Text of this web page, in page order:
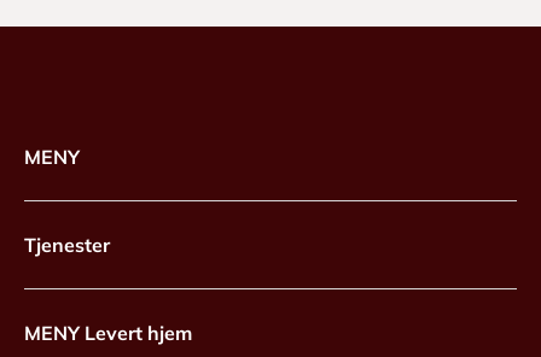
MENY
Tjenester
MENY Levert hjem